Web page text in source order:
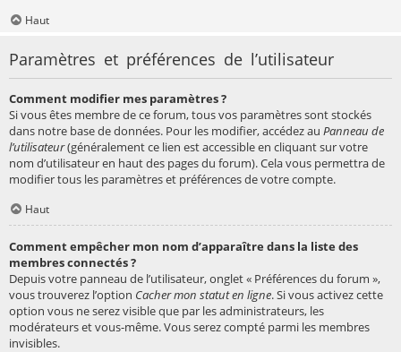
Haut
Paramètres et préférences de l’utilisateur
Comment modifier mes paramètres ?
Si vous êtes membre de ce forum, tous vos paramètres sont stockés
dans notre base de données. Pour les modifier, accédez au Panneau de
l’utilisateur(généralement ce lien est accessible en cliquant sur votre
nom d’utilisateur en haut des pages du forum). Cela vous permettra de
modifier tous les paramètres et préférences de votre compte.
Haut
Comment empêcher mon nom d’apparaître dans la liste des
membres connectés ?
Depuis votre panneau de l’utilisateur, onglet « Préférences du forum »,
vous trouverez l’option Cacher mon statut en ligne. Si vous activez cette
option vous ne serez visible que par les administrateurs, les
modérateurs et vous-même. Vous serez compté parmi les membres
invisibles.